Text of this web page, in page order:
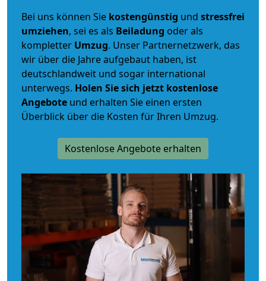
Bei uns können Sie kostengünstig und stressfrei
umziehen, sei es als Beiladung oder als
kompletter Umzug. Unser Partnernetzwerk, das
wir über die Jahre aufgebaut haben, ist
deutschlandweit und sogar international
unterwegs. Holen Sie sich jetzt kostenlose
Angebote und erhalten Sie einen ersten
Überblick über die Kosten für Ihren Umzug.
Kostenlose Angebote erhalten